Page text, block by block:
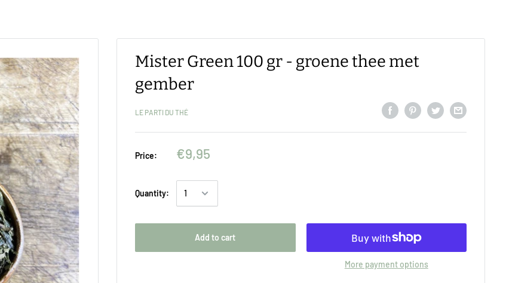
Mister Green 100 gr - groene thee met
gember
LE PARTI DU THÉ
Price: €9,95
Quantity:
Add to cart
More payment options